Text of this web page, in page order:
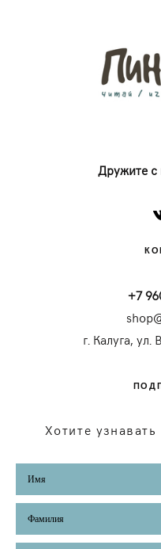
Дружите с
+7
г. Калуга,
Хотите